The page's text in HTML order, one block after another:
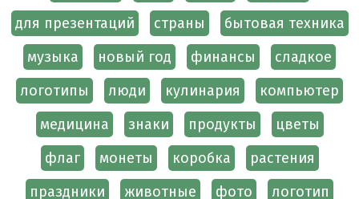
для презентаций
страны
бытовая техника
музыка
новый год финансы
сладкое
логотипы
люди кулинария
компьютер
медицина
знаки продукты
цветы
флаг
монеты коробка
растения
праздники
животные фото логотип